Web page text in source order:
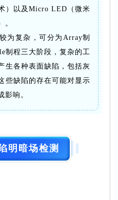
）以及Micro LED（微米
。
为复杂，可分为Array制
制程三大阶段，复杂的工
生各种表面缺陷，包括灰
些缺陷的存在可能对显示
影响。
明暗场检测